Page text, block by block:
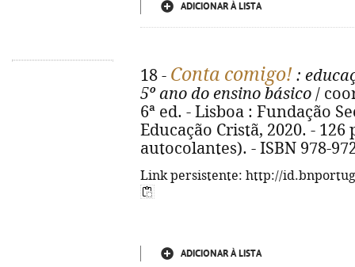
ADICIONAR À LISTA
18 - Conta comigo! :
5º ano do ensino básico /
6ª ed. - Lisboa : Fundação
Educação Cristã, 2020. -
autocolantes). - ISBN 978-
Link persistente: http://
ADICIONAR À LISTA